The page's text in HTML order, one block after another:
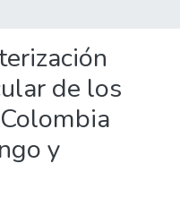
de los
y